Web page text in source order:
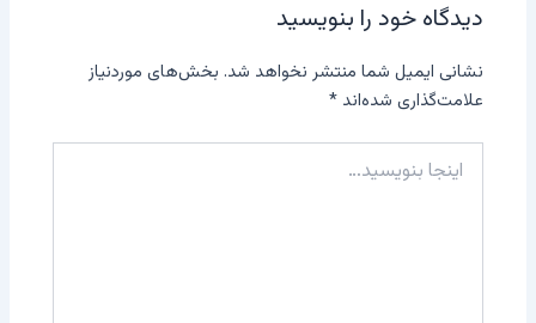
دیدگاه‌ خود را بنویسید
نشانی ایمیل شما منتشر نخواهد شد. بخش‌های موردنیاز
علامت‌گذاری شده‌اند*
اینجا
بنویسید…